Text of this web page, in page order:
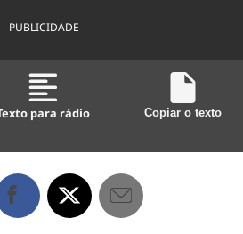
PUBLICIDADE
para rádio Copiar o texto